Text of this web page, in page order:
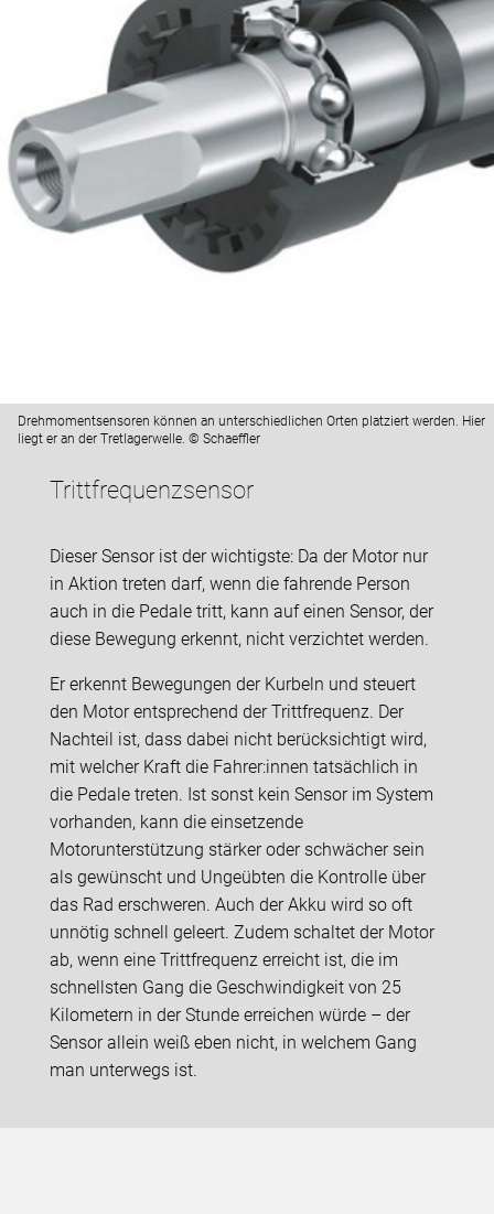
Drehmomentsensoren können an unterschiedlichen Orten platziert werden. Hier
liegt er an der Tretlagerwelle. © Schaeffler
Trittfrequenzsensor
Dieser Sensor ist der wichtigste: Da der Motor nur
in Aktion treten darf, wenn die fahrende Person
auch in die Pedale tritt, kann auf einen Sensor, der
diese Bewegung erkennt, nicht verzichtet werden.
Er erkennt Bewegungen der Kurbeln und steuert
den Motor entsprechend der Trittfrequenz. Der
Nachteil ist, dass dabei nicht berücksichtigt wird,
mit welcher Kraft die Fahrer:innen tatsächlich in
die Pedale treten. Ist sonst kein Sensor im System
vorhanden, kann die einsetzende
Motorunterstützung stärker oder schwächer sein
als gewünscht und Ungeübten die Kontrolle über
das Rad erschweren. Auch der Akku wird so oft
unnötig schnell geleert. Zudem schaltet der Motor
ab, wenn eine Trittfrequenz erreicht ist, die im
schnellsten Gang die Geschwindigkeit von 25
Kilometern in der Stunde erreichen würde – der
Sensor allein weiß eben nicht, in welchem Gang
man unterwegs ist.